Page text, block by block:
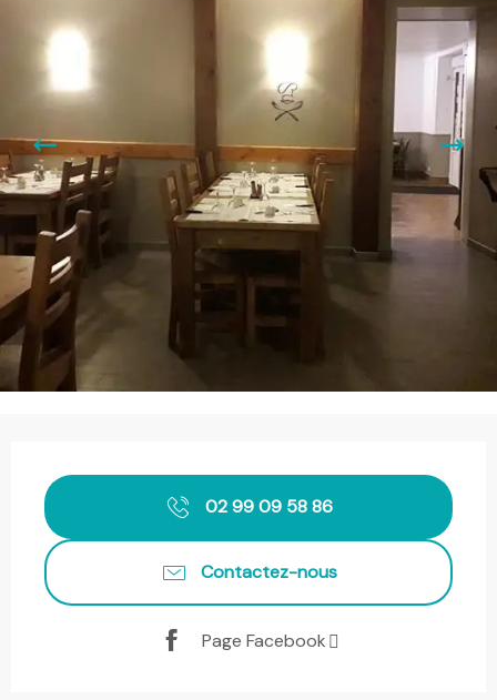
02 99 09 58 86
Contactez-nous
Page Facebook